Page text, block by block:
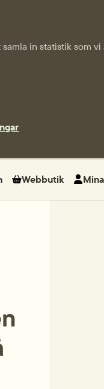
in statistik som
Webbutik